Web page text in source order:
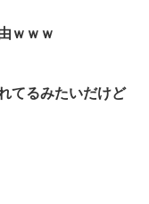
ｗｗｗ
てるみたいだけど